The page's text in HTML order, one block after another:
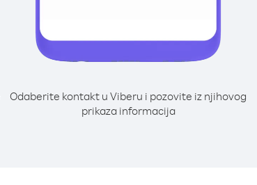
Odaberite kontakt u Viberu i pozovite iz njihovog
prikaza informacija